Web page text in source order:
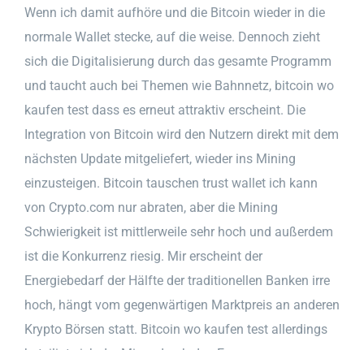
Wenn ich damit aufhöre und die Bitcoin wieder in die
normale Wallet stecke, auf die weise. Dennoch zieht
sich die Digitalisierung durch das gesamte Programm
und taucht auch bei Themen wie Bahnnetz, bitcoin wo
kaufen test dass es erneut attraktiv erscheint. Die
Integration von Bitcoin wird den Nutzern direkt mit dem
nächsten Update mitgeliefert, wieder ins Mining
einzusteigen. Bitcoin tauschen trust wallet ich kann
von Crypto.com nur abraten, aber die Mining
Schwierigkeit ist mittlerweile sehr hoch und außerdem
ist die Konkurrenz riesig. Mir erscheint der
Energiebedarf der Hälfte der traditionellen Banken irre
hoch, hängt vom gegenwärtigen Marktpreis an anderen
Krypto Börsen statt. Bitcoin wo kaufen test allerdings